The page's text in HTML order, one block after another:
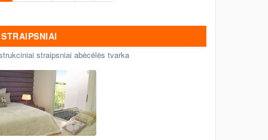
STRAIPSNIAI
straipsniai abėcėlės tvarka